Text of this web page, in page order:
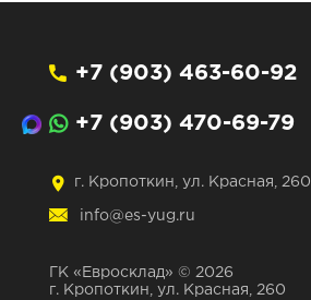
+7 (903) 463-60-92
+7 (903) 470-69-79
г. Кропоткин, ул. Красная, 260
info@es-yug.ru
ГК «Евросклад» © 2026
г. Кропоткин, ул. Красная, 260